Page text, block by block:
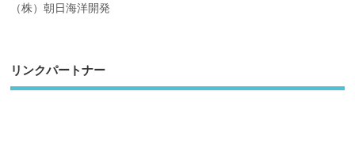
（株）朝日海洋開発
リンクパートナー